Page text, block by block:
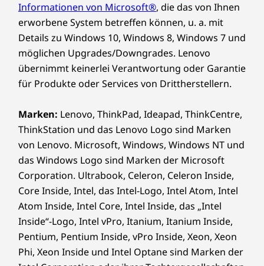
Informationen von Microsoft®, die das von Ihnen
erworbene System betreffen können, u. a. mit
Details zu Windows 10, Windows 8, Windows 7 und
möglichen Upgrades/Downgrades. Lenovo
übernimmt keinerlei Verantwortung oder Garantie
für Produkte oder Services von Drittherstellern.
Marken: Lenovo, ThinkPad, Ideapad, ThinkCentre,
ThinkStation und das Lenovo Logo sind Marken
von Lenovo. Microsoft, Windows, Windows NT und
das Windows Logo sind Marken der Microsoft
Corporation. Ultrabook, Celeron, Celeron Inside,
Core Inside, Intel, das Intel-Logo, Intel Atom, Intel
Atom Inside, Intel Core, Intel Inside, das „Intel
Inside“-Logo, Intel vPro, Itanium, Itanium Inside,
Pentium, Pentium Inside, vPro Inside, Xeon, Xeon
Phi, Xeon Inside und Intel Optane sind Marken der